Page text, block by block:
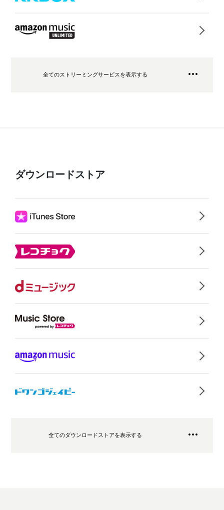
全てのストリーミングサービスを表示する
ダウンロードストア
全てのダウンロードストアを表示する